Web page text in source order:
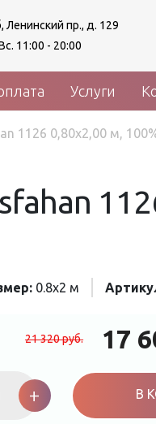
Ленинский пр., д. 129
11:00 - 20:00
Услуги
1126 0,80x2,00 м,
0.8x2 м
21 320руб. 17
+ В